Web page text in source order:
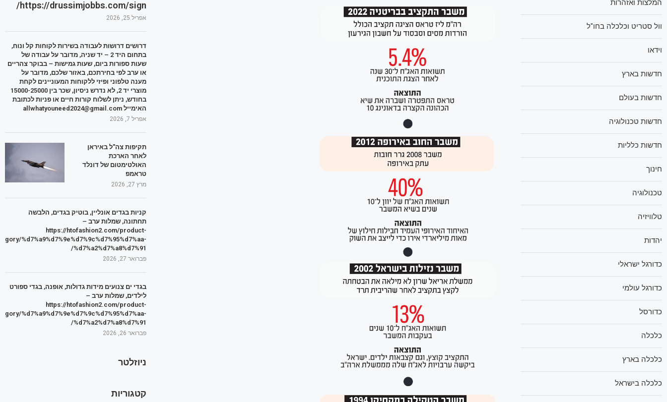
https://drussimjobbs.com/sign/
אפריל 25, 2026
דרושים דרושות לעבודה בשירות לקוחות קל ונוח,
בתחום היד 2 – יד שניה, מדובר על עבודה של
שעות ספורות ביום, שעות גמישות – בבוקר צהריים
או ערב לפי בחירתכם, באזור שלכם, מדובר על
מענה טלפוני ופיזי ללקוחות המעוניינים לקחת
מוצרי יד 2, לא נדרש ניסיון, שכר בין 15000-25000
בחודש, ניתן לשלוח קורות חיים או פניות לכתובת
האימייל allwhatyouneed2024@gmail.com
אפריל 7, 2026
תקיפות צה"ל באיראן
לאחר הארכת
האולטימטום של דונלד
טראמפ
מרץ 27, 2026
קניות בגדים אונליין, בוטיק בגדים, הלבשה
תחתונה, שמלות ערב –
https://htofashion2.com/product-
%d7%a9%d7%9e%d7%9c%d7%95%d7%aa-
%d7%a2%d7%a8%d7%91/
פברואר 27, 2026
בגדי ים צנועים מידות גדולות, אופנה, בגדי ספורט
לילדים, שמלות ערב –
https://htofashion2.com/product-
%d7%a9%d7%9e%d7%9c%d7%95%d7%aa-
%d7%a2%d7%a8%d7%91/
פברואר 26, 2026
ניוזלטר
קטגוריות
המלצות ואזהרות
וול סטריט וכלכלה בחו"ל
וידאו
חדשות בארץ
חדשות בעולם
חדשות טכנולוגיה
חדשות כלליות
חינוך
טכנולוגיה
טלוויזיה
יהדות
כדורגל ישראלי
כדורגל עולמי
כדורסל
כלכלה
כלכלה בארץ
כלכלה בישראל